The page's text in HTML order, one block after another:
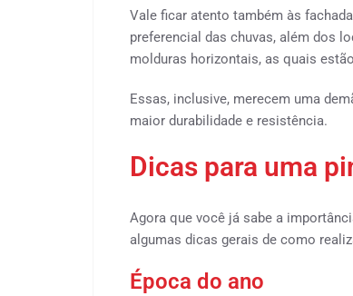
Vale ficar atento também às
preferencial das chuvas, além dos
molduras horizontais, as quais
Essas, inclusive, merecem uma
maior durabilidade e resistência.
Dicas para uma
Agora que você já sabe a
algumas dicas gerais de como
Época do ano